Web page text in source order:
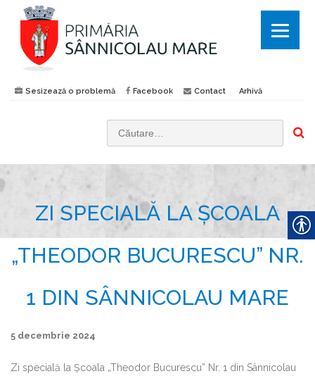
Sesizează o problemă Facebook Contact Arhivă
p
ZI SPECIALĂ LA ȘCOALA
„THEODOR BUCURESCU” NR.
1 DIN SÂNNICOLAU MARE
5 decembrie 2024
Zi specială la Școala „Theodor Bucurescu” Nr. 1 din Sânnicolau